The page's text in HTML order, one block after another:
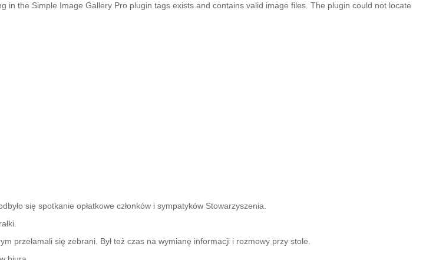
the Simple Image Gallery Pro plugin tags exists and contains valid image files. The plugin could not locate
się spotkanie opłatkowe członków i sympatyków Stowarzyszenia.
przełamali się zebrani. Był też czas na wymianę informacji i rozmowy przy stole.